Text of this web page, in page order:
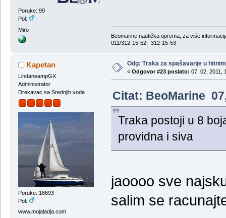
Poruke: 99
Pol:
Miro
Beomarine nautička oprema, za više
011/312-15-52; 312-15-53
Kapetan
LindaneampGX
Administrator
Drekavac sa Srednjih voda
Poruke: 16693
Pol:
www.mojaladja.com
Odg: Тraka za spašavanje u
« Odgovor #23 poslato: 07, 02, 2011,
Citat: BeoMarine
Traka postoji u 8
providna i siva
jaoooo sve
salim se